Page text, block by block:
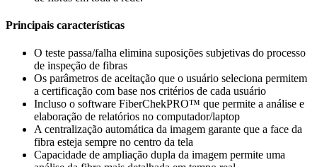
Principais características
O teste passa/falha elimina suposições subjetivas do processo
de inspeção de fibras
Os parâmetros de aceitação que o usuário seleciona permitem
a certificação com base nos critérios de cada usuário
Incluso o software FiberChekPRO™ que permite a análise e
elaboração de relatórios no computador/laptop
A centralização automática da imagem garante que a face da
fibra esteja sempre no centro da tela
Capacidade de ampliação dupla da imagem permite uma